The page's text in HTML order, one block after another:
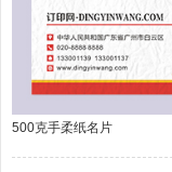
500克手柔纸名片